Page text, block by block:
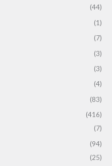
(44)
(1)
(7)
(3)
(3)
(4)
(83)
(416)
(7)
(94)
(25)